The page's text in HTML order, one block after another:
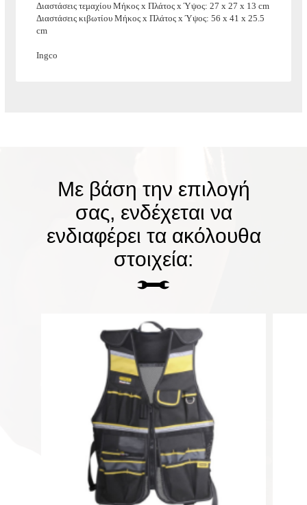
Διαστάσεις τεμαχίου Μήκος x Πλάτος x Ύψος: 27 x 27 x 13 cm
Διαστάσεις κιβωτίου Μήκος x Πλάτος x Ύψος: 56 x 41 x 25.5
cm
Ingco
Με βάση την επιλογή
σας, ενδέχεται να
ενδιαφέρει τα ακόλουθα
στοιχεία: